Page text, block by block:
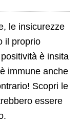
le insicurezze
il proprio
è insita
immune anche
Scopri le
essere